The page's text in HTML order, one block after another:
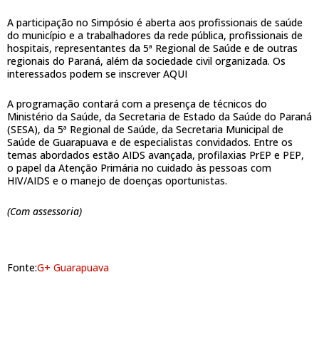
A participação no Simpósio é aberta aos profissionais de saúde
do município e a trabalhadores da rede pública, profissionais de
hospitais, representantes da 5ª Regional de Saúde e de outras
regionais do Paraná, além da sociedade civil organizada. Os
interessados podem se inscrever AQUI
A programação contará com a presença de técnicos do
Ministério da Saúde, da Secretaria de Estado da Saúde do Paraná
(SESA), da 5ª Regional de Saúde, da Secretaria Municipal de
Saúde de Guarapuava e de especialistas convidados. Entre os
temas abordados estão AIDS avançada, profilaxias PrEP e PEP,
o papel da Atenção Primária no cuidado às pessoas com
HIV/AIDS e o manejo de doenças oportunistas.
(Com assessoria)
Fonte:G+ Guarapuava